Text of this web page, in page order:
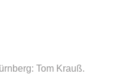
Tom Krauß.